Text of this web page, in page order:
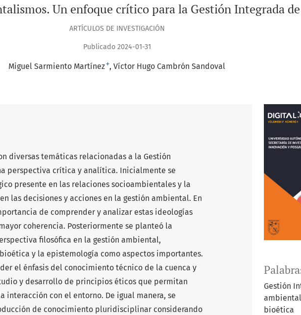
Un enfoque crítico para la Gestión Integrada de
ARTÍCULOS DE INVESTIGACIÓN
Publicado 2024-01-31
Miguel Sarmiento Martínez+ Víctor Hugo Cambrón Sandoval
Gestión
bioética
diversas temáticas relacionadas a la Gestión
perspectiva crítica y analítica. Inicialmente se
presente en las relaciones socioambientales y la
las decisiones y acciones en la gestión ambiental. En
de comprender y analizar estas ideologías
coherencia. Posteriormente se planteó la
filosófica en la gestión ambiental,
y la epistemología como aspectos importantes.
el énfasis del conocimiento técnico de la cuenca y
y desarrollo de principios éticos que permitan
interacción con el entorno. De igual manera, se
de conocimiento pluridisciplinar considerando